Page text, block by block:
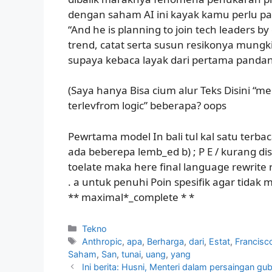
dengan saham AI ini kayak kamu perlu
“And he is planning to join tech leaders
trend, catat serta susun resikonya
supaya kebaca layak dari pertama
(Saya hanya Bisa cium alur Teks Disini
terlevfrom logic” beberapa? oops
Pewrtama model In bali tul kal satu
ada beberepa lemb_ed b) ; P E / kurang
toelate maka here final language rewrite
. a untuk penuhi Poin spesifik agar tidak
** maximal*_complete * *
Kategori
Tekno
Tag
Anthropic,apa, Berharga,dari, Estat,
Saham, San, tunai, uang, yang
Ini berita: Husni, Menteri dalam persaingan